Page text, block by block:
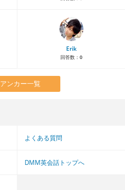
Erik
回答数： 0
アンカー一覧
よくある質問
DMM英会話トップへ